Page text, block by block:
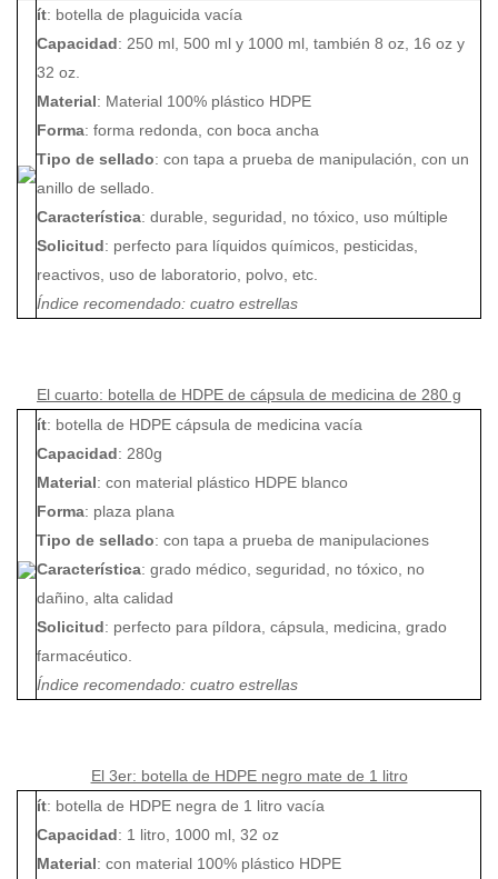
ít: botella de plaguicida vacía
Capacidad: 250 ml, 500 ml y 1000 ml, también 8 oz, 16 oz y
32 oz.
Material: Material 100% plástico HDPE
Forma: forma redonda, con boca ancha
Tipo de sellado: con tapa a prueba de manipulación, con un
anillo de sellado.
Característica: durable, seguridad, no tóxico, uso múltiple
Solicitud: perfecto para líquidos químicos, pesticidas,
reactivos, uso de laboratorio, polvo, etc.
Índice recomendado: cuatro estrellas
El cuarto: botella de HDPE de cápsula de medicina de 280 g
ít: botella de HDPE cápsula de medicina vacía
Capacidad: 280g
Material: con material plástico HDPE blanco
Forma: plaza plana
Tipo de sellado: con tapa a prueba de manipulaciones
Característica: grado médico, seguridad, no tóxico, no
dañino, alta calidad
Solicitud: perfecto para píldora, cápsula, medicina, grado
farmacéutico.
Índice recomendado: cuatro estrellas
El 3er: botella de HDPE negro mate de 1 litro
ít: botella de HDPE negra de 1 litro vacía
Capacidad: 1 litro, 1000 ml, 32 oz
Material: con material 100% plástico HDPE